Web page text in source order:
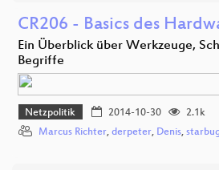
CR206 - Basics des
Ein Überblick über Werkzeuge,
Begriffe
Netzpolitik 2014-10-30
2.1k
Marcus Richter, derpeter, Denis,